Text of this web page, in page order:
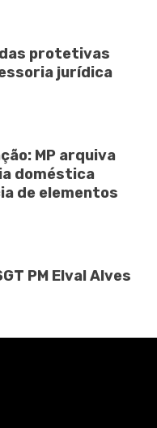
protetivas
jurídica
MP arquiva
doméstica
de elementos
PM Elval Alves